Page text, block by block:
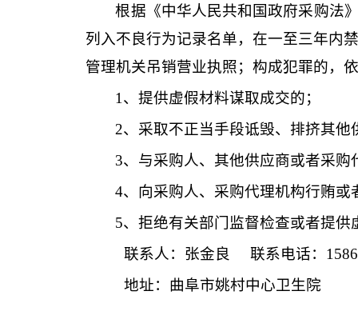
根据《中华人民共和国政府采购法
列入不良行为记录名单，在一至三年内
管理机关吊销营业执照；构成犯罪的，
1、提供虚假材料谋取成交的；
2、采取不正当手段诋毁、排挤其他
3、与采购人、其他供应商或者采购
4、向采购人、采购代理机构行贿
5、拒绝有关部门监督检查或者提供
联系人： 张金良 联系电话：
地址： 曲阜市姚村中心卫生院